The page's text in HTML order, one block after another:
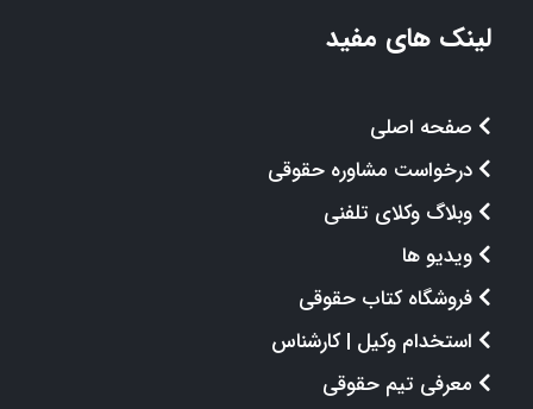
لینک های مفید
صفحه اصلی
درخواست مشاوره حقوقی
وبلاگ وکلای تلفنی
ویدیو ها
فروشگاه کتاب حقوقی
استخدام وکیل | کارشناس
معرفی تیم حقوقی